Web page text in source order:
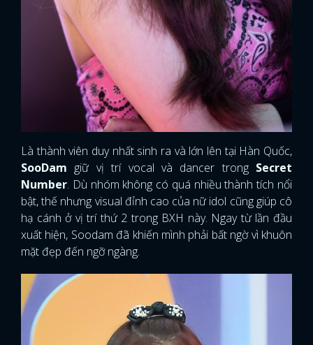
Là thành viên duy nhất sinh ra và lớn lên tại Hàn Quốc,
SooDam giữ vị trí vocal và dancer trong Secret
Number. Dù nhóm không có quá nhiều thành tích nổi
bật, thế nhưng visual đỉnh cao của nữ idol cũng giúp cô
hạ cánh ở vị trí thứ 2 trong BXH này. Ngay từ lần đầu
xuất hiện, Soodam đã khiến mình phải bất ngờ vì khuôn
mặt đẹp đến ngỡ ngàng.